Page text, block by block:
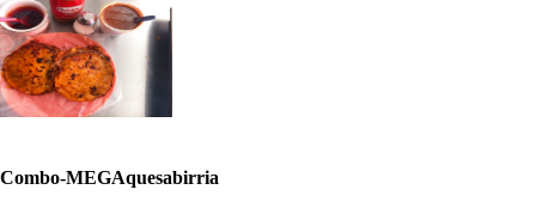
Combo-MEGAquesabirria